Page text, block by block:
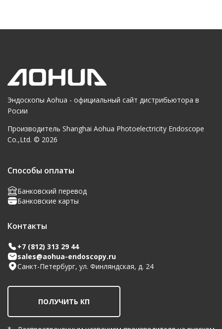
Эндоскопы Aohua - официальный сайт дистрибьютора в
Росии
Производитель Shanghai Aohua Photoelectricity Endoscope
Co.,Ltd. © 2026
Способы оплаты
Банковский перевод
Банковские карты
Контакты
+7 (812) 313 29 44
sales@aohua-endoscopy.ru
Санкт-Петербург, ул. Финляндская, д. 24
ПОЛУЧИТЬ КП